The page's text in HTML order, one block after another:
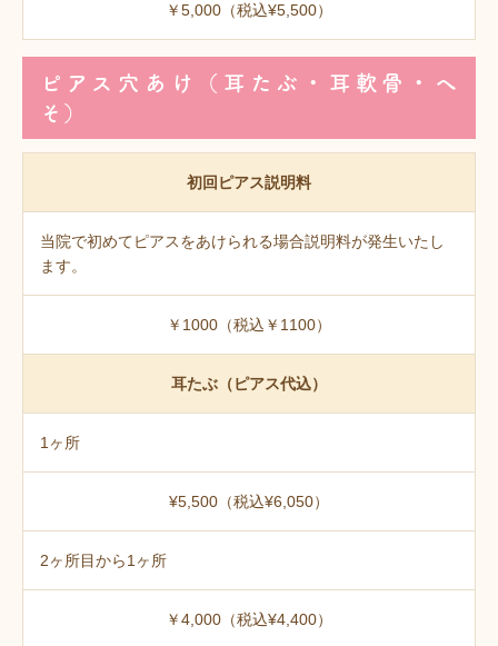
￥5,000（税込¥5,500）
ピアス穴あけ（耳たぶ・耳軟骨・へ
そ）
初回ピアス説明料
当院で初めてピアスをあけられる場合説明料が発生いたし
ます。
￥1000（税込￥1100）
耳たぶ（ピアス代込）
1ヶ所
¥5,500（税込¥6,050）
2ヶ所目から1ヶ所
￥4,000（税込¥4,400）